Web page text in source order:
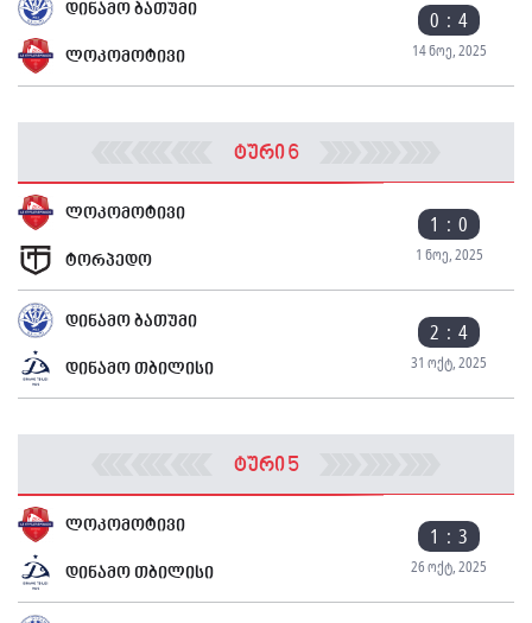
დინამო ბათუმი 0 : 4
14 ნოე, 2025
ლოკომოტივი
ტური 6
ლოკომოტივი 1 : 0
1 ნოე, 2025
ტორპედო
დინამო ბათუმი 2 : 4
31 ოქტ, 2025
დინამო თბილისი
ტური 5
ლოკომოტივი 1 : 3
26 ოქტ, 2025
დინამო თბილისი